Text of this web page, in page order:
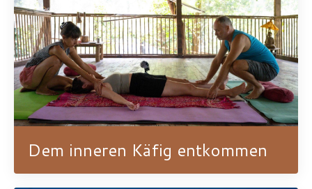
Dem inneren Käfig entkommen